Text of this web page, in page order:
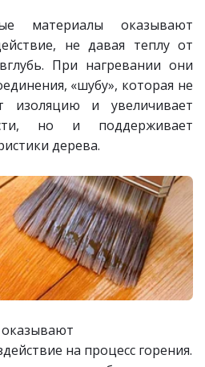
оказывают
не давая теплу от
При нагревании они
«шубу», которая не
изоляцию и увеличивает
но и поддерживает
дерева.
на процесс горения.